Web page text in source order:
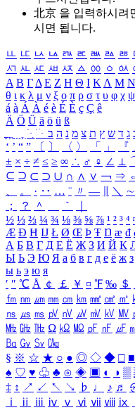
北京 을 입력하시려
시면 됩니다.
ㅥ ㅦ ㅧ ㅨ ㅩ ㅪ ㅫ ㅬ ㅭ
ㅺ ㅻ ㅼ ㅽ ㅾ ㅿ ㆀ ㆁ ㆂ
Α Β ΓΔ Ε Ζ Η Θ Ι ΚΛ Μ Ν
θ ι κ λ μ ν ξ ο π ρ σ τ υ φ χ ψ
á à Á À é è É È ç Ç ê
Ä Ö Ü ä ö ü ß
ִֶֹ ֻּ ׁׂ ג ד ש ץ ת צ מ נ ה ב
‘ ’ “ ” 〔 〕 〈 〉 「 」 『
± × ÷ ≠ ≤ ≥ ∞ ∴ ♂ ♀ ∠ ⊥
⊆ ⊇ ⊂ ⊃ ∪ ∩ ∧ ∨ ￢ ⇒
、
。 · ‥ … ¨ 〃 ― ＼ ∼
；
？ ＾ ｀
½ ⅓ ⅔ ¼ ¾ ⅛ ⅜ ⅝ ⅞ ¹ ² ³ ⁴
Æ Ð Ħ Ĳ Ł Ø Œ Þ Ŧ Ŋ æ đ
А Б В Г Д Е Ё Ж З И Й К
Ы Ь Э Ю Я а б в г д е ё ж з
ы ь э ю я
′ ″ ℃ Å ￠ ￡ ￥ ¤ ℉ ‰ ＄
㎙ ㎚ ㎛ ㎜ ㎝ ㎞ ㎟ ㎠ ㎡
㎱ ㎲ ㎳ ㎴ ㎵ ㎶ ㎷ ㎸ ㎹
㎒ ㎓ ㎔ Ω ㏀ ㏁ ㎊ ㎋ ㎌
㏃ ㏉ ㏜ ㏆
§ ※ ☆ ★ ○ ● ◎ ◇ ◆ □ ■
♠ ♡ ♥ ♧ ♣ ⊙ ◈ ▣ ◐ ◑ ▒
‡ ↕ ↗ ↙ ↖ ↘ ♭ ♩ ♪ ♬
ⅰ
ⅱ ⅲ ⅳ ⅴ ⅵ ⅶ ⅷ ⅸ